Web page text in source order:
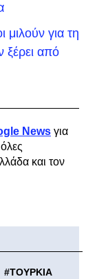
για τη
ξέρει από
News για
και τον
#ΤΟΥΡΚΙΑ